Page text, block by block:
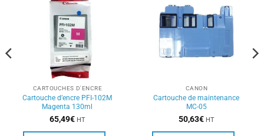
CARTOUCHES D'ENCRE
Cartouche d’encre PFI-102M
Magenta 130ml
65,49€ HT
CANON
Cartouche de maintenance
MC-05
50,63€ HT